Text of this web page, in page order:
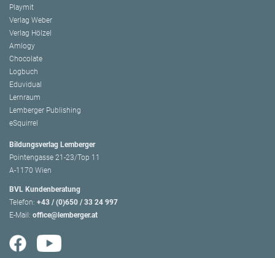
Playmit
Verlag Weber
Verlag Hölzel
Amlogy
Chocolate
Logbuch
Eduvidual
Lernraum
Lemberger Publishing
eSquirrel
Bildungsverlag Lemberger
Pointengasse 21-23/Top 11
A-1170 Wien
BVL Kundenberatung
Telefon: +43 / (0)650 / 33 24 997
E-Mail: office@lemberger.at